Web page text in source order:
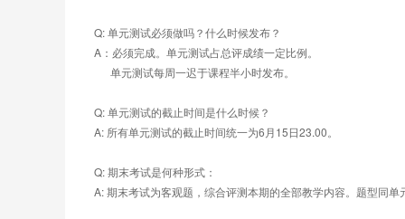
Q: 单元测试必须做吗？什么时候发布？
A：必须完成。单元测试占总评成绩一定比例。
单元测试每周一迟于课程半小时发布。
Q: 单元测试的截止时间是什么时候？
A: 所有单元测试的截止时间统一为6月15日23.00。
Q: 期末考试是何种形式：
A: 期末考试为客观题，综合评测本期的全部教学内容。题型同单